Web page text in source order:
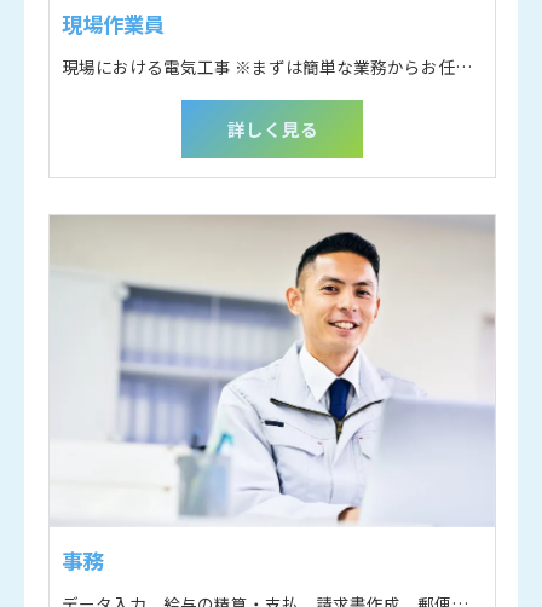
現場作業員
現場における電気工事 ※まずは簡単な業務からお任せします。
詳しく見る
事務